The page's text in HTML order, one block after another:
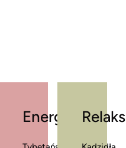
Energia Relaks